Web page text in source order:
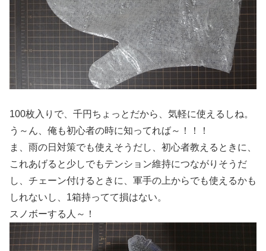
100枚入りで、千円ちょっとだから、気軽に使えるしね。
う～ん、俺も初心者の時に知ってれば～！！！
ま、雨の日対策でも使えそうだし、初心者教えるときに、
これあげると少しでもテンション維持につながりそうだ
し、チェーン付けるときに、軍手の上からでも使えるかも
しれないし、1箱持ってて損はない。
スノボーする人～！